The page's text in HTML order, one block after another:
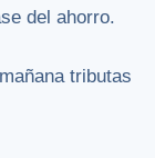
del ahorro.
tributas